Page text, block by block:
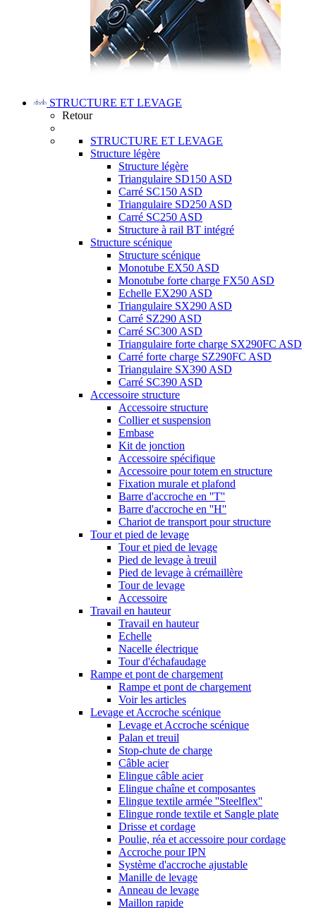
STRUCTURE ET LEVAGE
Retour
STRUCTURE ET LEVAGE
Structure légère
Structure légère
Triangulaire SD150 ASD
Carré SC150 ASD
Triangulaire SD250 ASD
Carré SC250 ASD
Structure à rail BT intégré
Structure scénique
Structure scénique
Monotube EX50 ASD
Monotube forte charge FX50 ASD
Echelle EX290 ASD
Triangulaire SX290 ASD
Carré SZ290 ASD
Carré SC300 ASD
Triangulaire forte charge SX290FC ASD
Carré forte charge SZ290FC ASD
Triangulaire SX390 ASD
Carré SC390 ASD
Accessoire structure
Accessoire structure
Collier et suspension
Embase
Kit de jonction
Accessoire spécifique
Accessoire pour totem en structure
Fixation murale et plafond
Barre d'accroche en ''T''
Barre d'accroche en ''H''
Chariot de transport pour structure
Tour et pied de levage
Tour et pied de levage
Pied de levage à treuil
Pied de levage à crémaillère
Tour de levage
Accessoire
Travail en hauteur
Travail en hauteur
Echelle
Nacelle électrique
Tour d'échafaudage
Rampe et pont de chargement
Rampe et pont de chargement
Voir les articles
Levage et Accroche scénique
Levage et Accroche scénique
Palan et treuil
Stop-chute de charge
Câble acier
Elingue câble acier
Elingue chaîne et composantes
Elingue textile armée ''Steelflex''
Elingue ronde textile et Sangle plate
Drisse et cordage
Poulie, réa et accessoire pour cordage
Accroche pour IPN
Système d'accroche ajustable
Manille de levage
Anneau de levage
Maillon rapide